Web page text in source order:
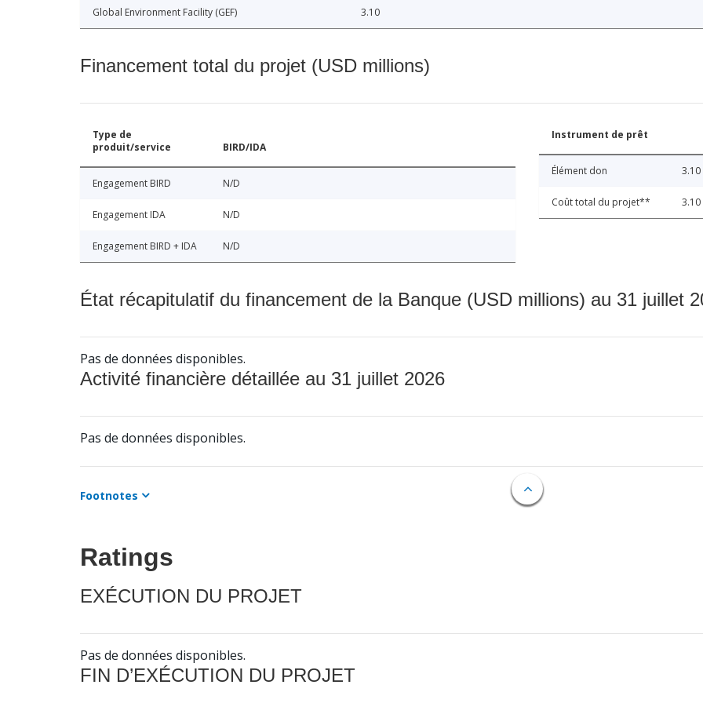
Global Environment Facility (GEF) 3.10
Financement total du projet (USD millions)
Type de
produit/service
BIRD/IDA
Engagement BIRD N/D
Engagement IDA N/D
Engagement BIRD + IDA N/D
Instrument de prêt
Élément don 3.10
Coût total du projet** 3.10
État récapitulatif du financement de la Banque (USD millions) au 31 juillet
Pas de données disponibles.
Activité financière détaillée au 31 juillet 2026
Pas de données disponibles.
Footnotes
Ratings
EXÉCUTION DU PROJET
Pas de données disponibles.
FIN D’EXÉCUTION DU PROJET